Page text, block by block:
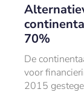
70%
De
voor
2015